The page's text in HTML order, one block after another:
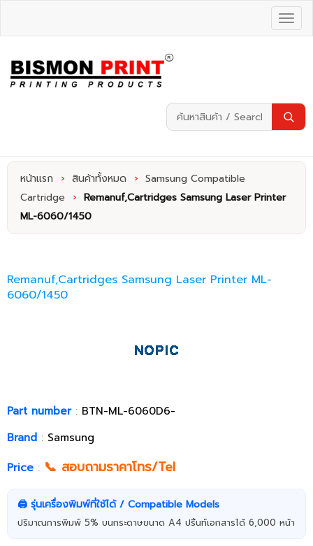
หน้าแรก › สินค้าทั้งหมด › Samsung Compatible
Cartridge
› Remanuf,Cartridges Samsung Laser Printer
ML-6060/1450
Remanuf,Cartridges Samsung Laser Printer ML-
6060/1450
Part number: BTN-ML-6060D6-
Brand : Samsung
Price : 📞 สอบถามราคาโทร/Tel
🖨️ รุ่นเครื่องพิมพ์ที่ใช้ได้ / Compatible Models
ปริมาณการพิมพ์ 5% บนกระดาษขนาด A4 ปริ้นท์เอกสารได้ 6,000 หน้า